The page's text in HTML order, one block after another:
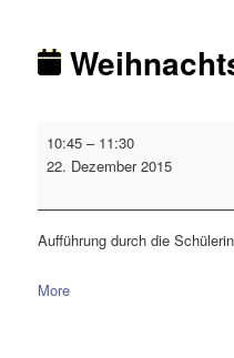
10:45 – 11:30
22. Dezember 2015
Aufführung durch die
More